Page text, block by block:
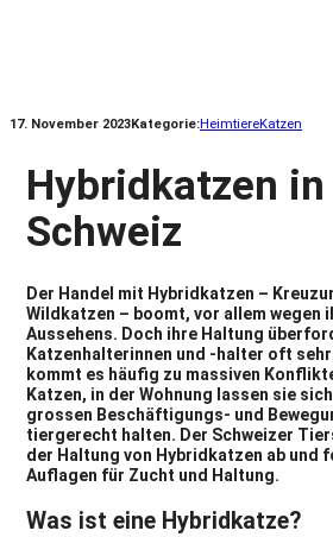
17. November 2023Kategorie:HeimtiereKatzen
Hybridkatzen
Schweiz
Der Handel mit Hybridkatzen –
Wildkatzen – boomt, vor allem wegen
Aussehens. Doch ihre Haltung
Katzenhalterinnen und -halter oft
kommt es häufig zu massiven
Katzen, in der Wohnung lassen sie
grossen Beschäftigungs- und
tiergerecht halten. Der Schweizer
der Haltung von Hybridkatzen ab und
Auflagen für Zucht und Haltung.
Was ist eine Hybridkatze?